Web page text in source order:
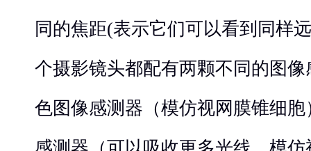
同的焦距(表示它们可以看到同样
个摄影镜头都配有两颗不同的图
色图像感测器（模仿视网膜锥细